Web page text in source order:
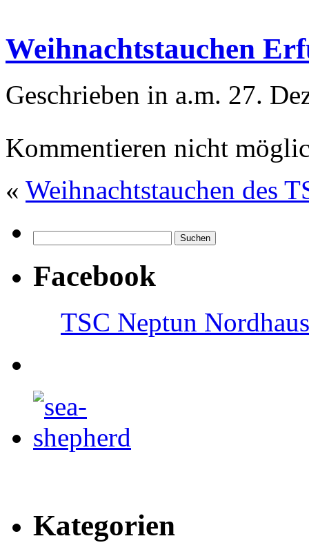
Weihnachtstauchen
Geschrieben in a.m. 27.
Kommentieren nicht
« Weihnachtstauchen des
Facebook
TSC Neptun
Kategorien